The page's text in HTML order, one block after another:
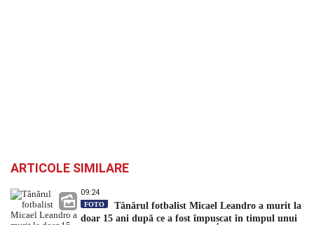
ARTICOLE SIMILARE
09:24
FOTO
Tânărul fotbalist Micael Leandro a murit la
doar 15 ani după ce a fost împușcat în timpul unui